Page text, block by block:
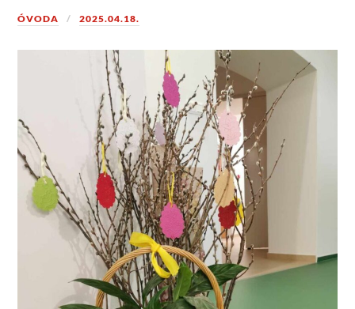
ÓVODA 2025.04.18.